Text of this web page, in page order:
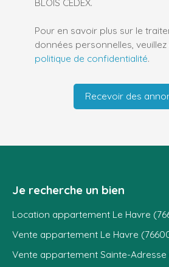
Pour en savoir plus sur le
données personnelles,
politique de confidentialité.
Recevoir des
Je recherche un bien
Location appartement Le Havre
Vente appartement Le Havre
Vente appartement Sainte-Adresse